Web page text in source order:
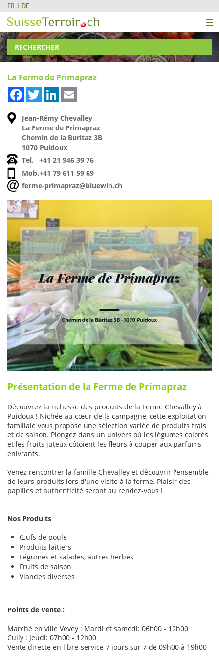
FR DE
RECHERCHER
La Ferme de Primapraz
FacebookTwitterLinkedIn
Jean-Rémy Chevalley
La Ferme de Primapraz
Chemin de la Buritaz 3B
1070 Puidoux
Tel.
+41 21 946 39 76
Mob.+41 79 611 59 69
ferme-primapraz@bluewin.ch
Présentation de la Ferme de Primapraz
Découvrez la richesse des produits de la Ferme Chevalley à
Puidoux ! Nichée au cœur de la campagne, cette exploitation
familiale vous propose une sélection variée de produits frais
et de saison. Plongez dans un univers où les légumes colorés
et les fruits juteux côtoient les fleurs à couper aux parfums
enivrants.
Venez rencontrer la famille Chevalley et découvrir l'ensemble
de leurs produits lors d'une visite à la ferme. Plaisir des
papilles et authenticité seront au rendez-vous !
Nos Produits
Œufs de poule
Produits laitiers
Légumes et salades, autres herbes
Fruits de saison
Viandes diverses
Points de Vente :
Marché en ville Vevey : Mardi et samedi: 06h00 - 12h00
Cully : Jeudi: 07h00 - 12h00
Vente directe en libre-service 7 jours sur 7 de 09h00 à 19h00